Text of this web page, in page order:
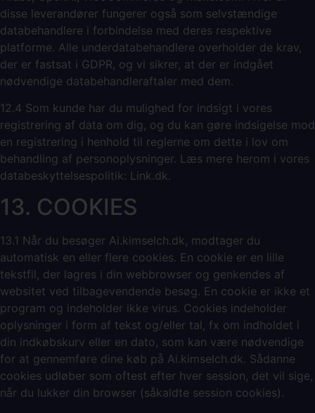
disse leverandører fungerer også som selvstændige
databehandlere i forbindelse med deres respektive
platforme. Alle underdatabehandlere overholder de krav,
der er fastsat i GDPR, og vi sikrer, at der er indgået
nødvendige databehandleraftaler med dem.
12.4 Som kunde har du mulighed for indsigt i vores
registrering af data om dig, og du kan gøre indsigelse mod
en registrering i henhold til reglerne om dette i lov om
behandling af personoplysninger. Læs mere herom i vores
databeskyttelsespolitik: Link.dk.
13. COOKIES
13.1 Når du besøger Ai.kimselch.dk, modtager du
automatisk en eller flere cookies. En cookie er en lille
tekstfil, der lagres i din webbrowser og genkendes af
websitet ved tilbagevendende besøg. En cookie er ikke et
program og indeholder ikke virus. Cookies indeholder
oplysninger i form af tekst og/eller tal, fx om indholdet i
din indkøbskurv eller en dato, som kan være nødvendige
for at gennemføre dine køb på Ai.kimselch.dk. Sådanne
cookies udløber som oftest efter hver session, det vil sige,
når du lukker din browser (såkaldte session cookies).